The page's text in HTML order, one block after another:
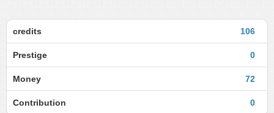
106
credits
0
Prestige
72
Money
0
Contribution